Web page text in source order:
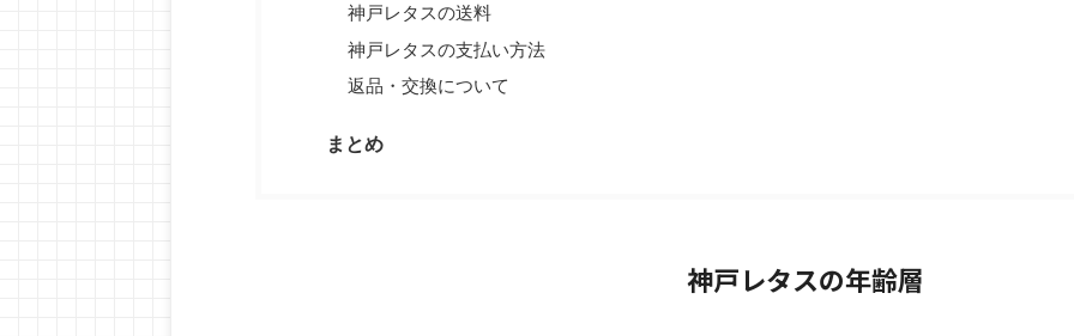
神戸レタスの送料
神戸レタスの支払い方法
返品・交換について
まとめ
神戸レタスの年齢層